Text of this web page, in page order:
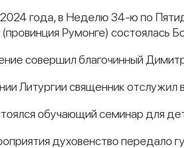
года, в Неделю 34-ю по
Румонге) состоялась
совершил благочинный
Литургии священник отслужил
обучающий семинар для
духовенство